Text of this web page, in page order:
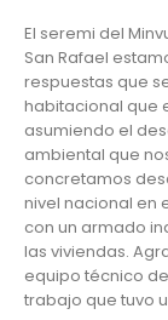
El seremi del
San Rafael
respuestas que
habitacional que
asumiendo el
ambiental que
concretamos
nivel nacional en
con un armado
las viviendas.
equipo técnico
trabajo que tuvo